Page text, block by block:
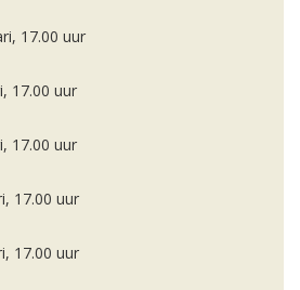
17.00 uur
17.00 uur
17.00 uur
17.00 uur
17.00 uur